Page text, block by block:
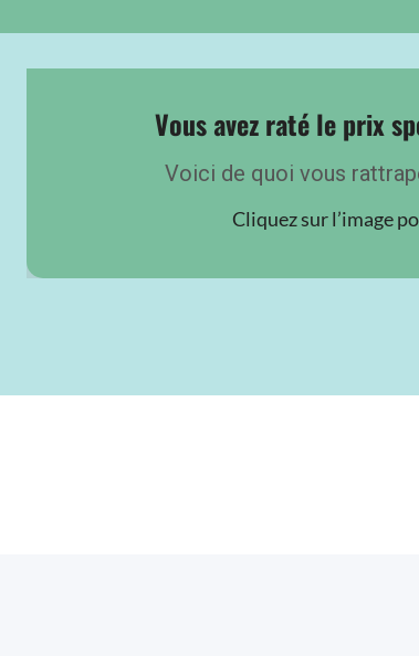
Vous avez raté le prix
Voici de quoi vous
Cliquez sur l’image